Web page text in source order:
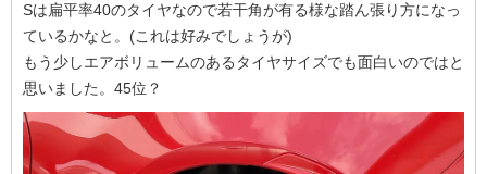
Sは扁平率40のタイヤなので若干角が有る様な踏ん張り方になっ
ているかなと。(これは好みでしょうが)
もう少しエアボリュームのあるタイヤサイズでも面白いのではと
思いました。45位？